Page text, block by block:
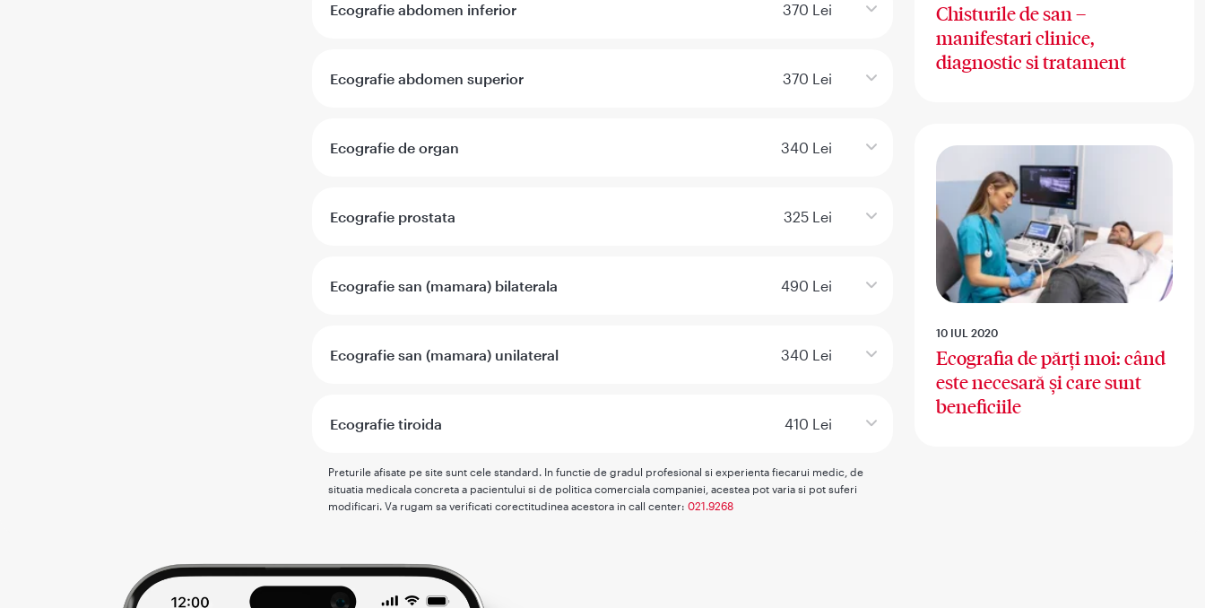
Ecografie abdomen inferior 370 Lei
Ecografie abdomen superior 370 Lei
Ecografie de organ 340 Lei
Ecografie prostata 325 Lei
Ecografie san (mamara) bilaterala 490 Lei
Ecografie san (mamara) unilateral 340 Lei
Ecografie tiroida 410 Lei
Preturile afisate pe site sunt cele standard. In functie de gradul profesional si experienta fiecarui medic, de
situatia medicala concreta a pacientului si de politica comerciala companiei, acestea pot varia si pot suferi
modificari. Va rugam sa verificati corectitudinea acestora in call center: 021.9268
Chisturile de san –
manifestari clinice,
diagnostic si tratament
10 IUL 2020
Ecografia de părți moi: când
este necesară și care sunt
beneficiile